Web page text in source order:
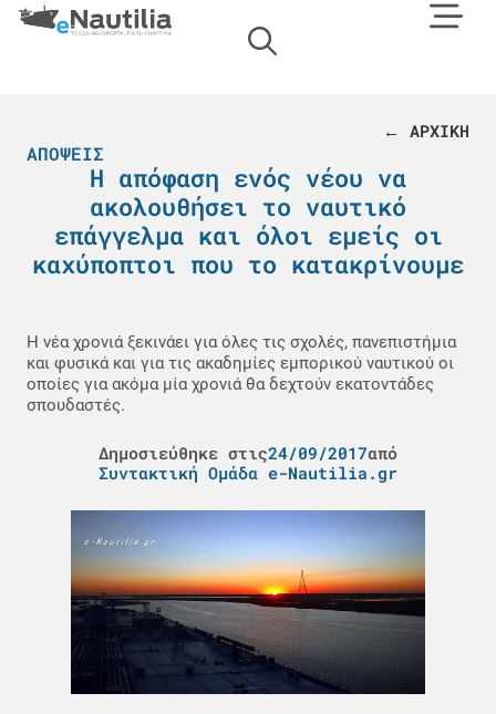
← ΑΡΧΙΚΗ
ΑΠΌΨΕΙΣ
Η απόφαση ενός νέου να
ακολουθήσει το ναυτικό
επάγγελμα και όλοι εμείς οι
καχύποπτοι που το κατακρίνουμε
Η νέα χρονιά ξεκινάει για όλες τις σχολές, πανεπιστήμια
και φυσικά και για τις ακαδημίες εμπορικού ναυτικού οι
οποίες για ακόμα μία χρονιά θα δεχτούν εκατοντάδες
σπουδαστές.
Δημοσιεύθηκε στις24/09/2017από
Συντακτική Ομάδα e-Nautilia.gr